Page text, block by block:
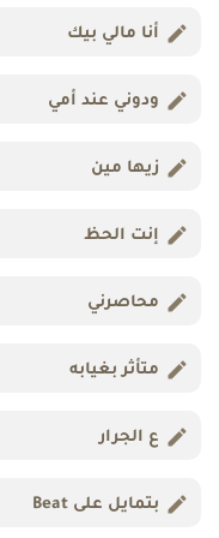
أنا مالي بيك
ودوني عند أمي
زيها مين
إنت الحظ
محاصرني
متأثر بغيابه
ع الجرار
بتمايل على Beat